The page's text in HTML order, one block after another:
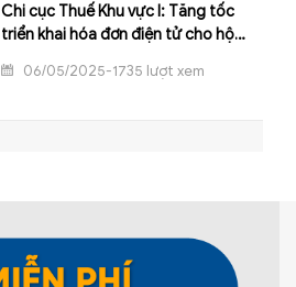
Chi cục Thuế Khu vực I: Tăng tốc
triển khai hóa đơn điện tử cho hộ
06/05/2025-1735 lượt xem